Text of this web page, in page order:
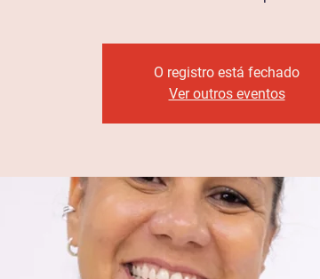
O registro está fechado
Ver outros eventos